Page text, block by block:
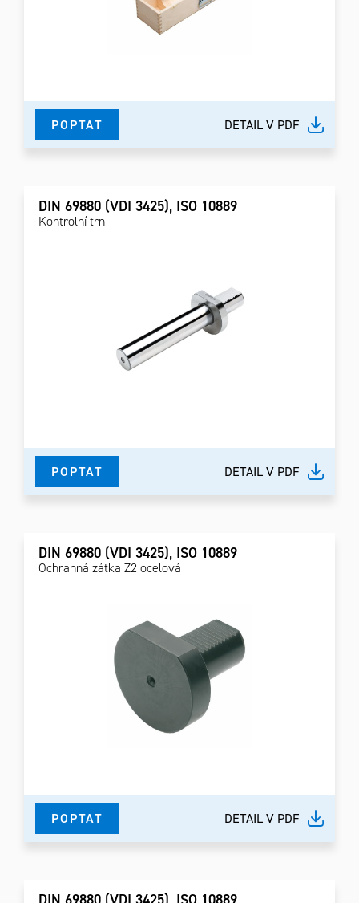
POPTAT DETAIL V PDF
DIN 69880 (VDI 3425), ISO 10889
Kontrolní trn
POPTAT DETAIL V PDF
DIN 69880 (VDI 3425), ISO 10889
Ochranná zátka Z2 ocelová
POPTAT DETAIL V PDF